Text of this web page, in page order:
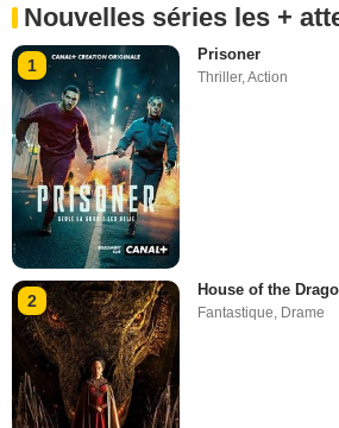
Nouvelles séries les +
1
Prisoner
Thriller,Action
2
House of the
Fantastique, Drame